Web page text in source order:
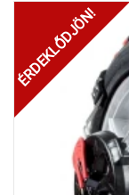
ÉRDEKLŐDJÖN!